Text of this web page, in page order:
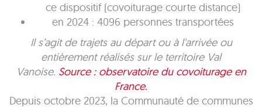
ce dispositif (covoiturage courte distance)
en 2024 : 4096 personnes transportées
Il s’agit de trajets au départ ou à l'arrivée ou
entièrement réalisés sur le territoire Val
Vanoise. Source : observatoire du covoiturage en
France.
Depuis octobre 2023, la Communauté de communes